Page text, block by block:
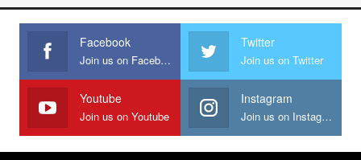
Facebook
Join us on Facebook
Twitter
Join us on Twitter
Youtube
Join us on Youtube
Instagram
Join us on Instagram